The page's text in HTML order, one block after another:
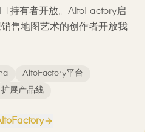
持有者开放。AltoFactory启
售地图艺术的创作者开放我
AltoFactory平台
扩展产品线